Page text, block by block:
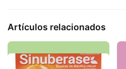
Artículos relacionados